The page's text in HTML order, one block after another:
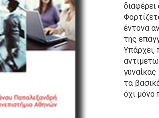
έντονα
της
Υπάρχει,
τα
όχι μόνο